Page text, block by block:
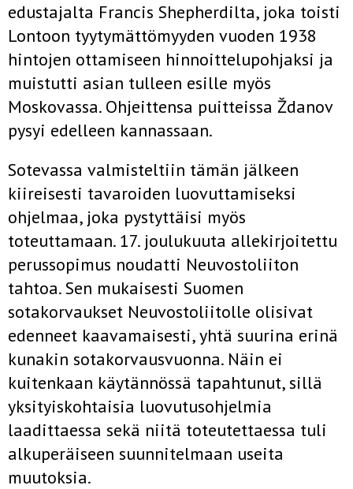
edustajalta Francis Shepherdilta, joka toisti
Lontoon tyytymättömyyden vuoden 1938
hintojen ottamiseen hinnoittelupohjaksi ja
muistutti asian tulleen esille myös
Moskovassa. Ohjeittensa puitteissa Ždanov
pysyi edelleen kannassaan.
Sotevassa valmisteltiin tämän jälkeen
kiireisesti tavaroiden luovuttamiseksi
ohjelmaa, joka pystyttäisi myös
toteuttamaan. 17. joulukuuta allekirjoitettu
perussopimus noudatti Neuvostoliiton
tahtoa. Sen mukaisesti Suomen
sotakorvaukset Neuvostoliitolle olisivat
edenneet kaavamaisesti, yhtä suurina erinä
kunakin sotakorvausvuonna. Näin ei
kuitenkaan käytännössä tapahtunut, sillä
yksityiskohtaisia luovutusohjelmia
laadittaessa sekä niitä toteutettaessa tuli
alkuperäiseen suunnitelmaan useita
muutoksia.